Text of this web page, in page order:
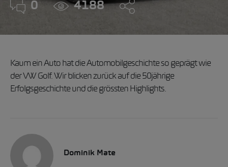
0 4188
Kaum ein Auto hat die Automobilgeschichte so geprägt wie
der VW Golf. Wir blicken zurück auf die 50jährige
Erfolgsgeschichte und die grössten Highlights.
Dominik Mate